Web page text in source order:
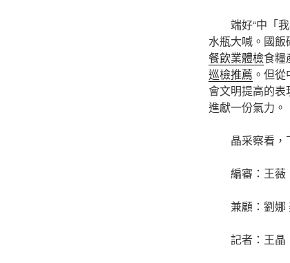
端好“中「
水瓶大喊。國飯
餐飲業體檢食糧
巡檢推薦 。但
會文明提高的
進獻一份氣力。
晶采察看，
編審：王薇
兼顧：劉娜
記者：王晶